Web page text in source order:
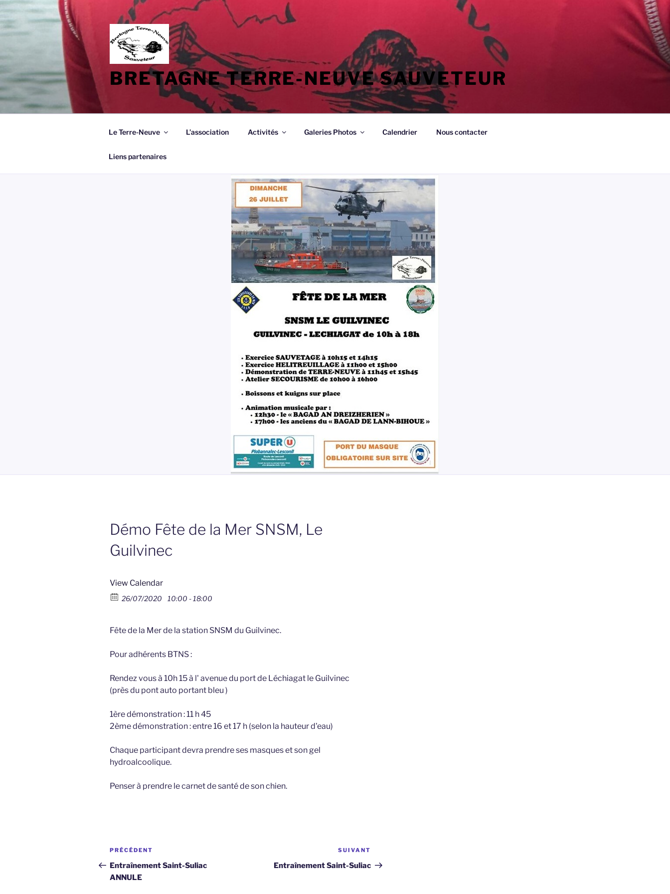
Aller
contenu
BRETAGNE TERRE-NEUVE SAUVETEUR
Le Terre-Neuve L’association Activités Galeries Photos Calendrier Nous contacter
Liens partenaires
Démo Fête de la Mer SNSM, Le
Guilvinec
View Calendar
26/07/2020 10:00 - 18:00
Fête de la Mer de la station SNSM du Guilvinec.
Pour adhérents BTNS :
Rendez vous à 10h 15 à l' avenue du port de Léchiagat le Guilvinec
(près du pont auto portant bleu )
1ère démonstration : 11 h 45
2ème démonstration : entre 16 et 17 h (selon la hauteur d'eau)
Chaque participant devra prendre ses masques et son gel
hydroalcoolique.
Penser à prendre le carnet de santé de son chien.
Navigation
de
l’article
Article
précédent
PRÉCÉDENT
Entraînement Saint-Suliac
ANNULE
suivant
SUIVANT
Entraînement Saint-Suliac